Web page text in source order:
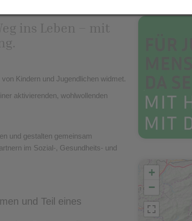
ins Leben – mit
Kindern und Jugendlichen widmet.
aktivierenden, wohlwollenden
und gestalten gemeinsam
im Sozial-, Gesundheits- und
und Teil eines
+
−